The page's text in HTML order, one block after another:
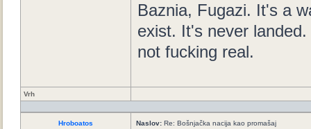
Baznia, Fugazi. It's a
exist. It's never
not fucking real.
Vrh
Hroboatos Naslov: Re: Bošnjačka nacija kao promašaj